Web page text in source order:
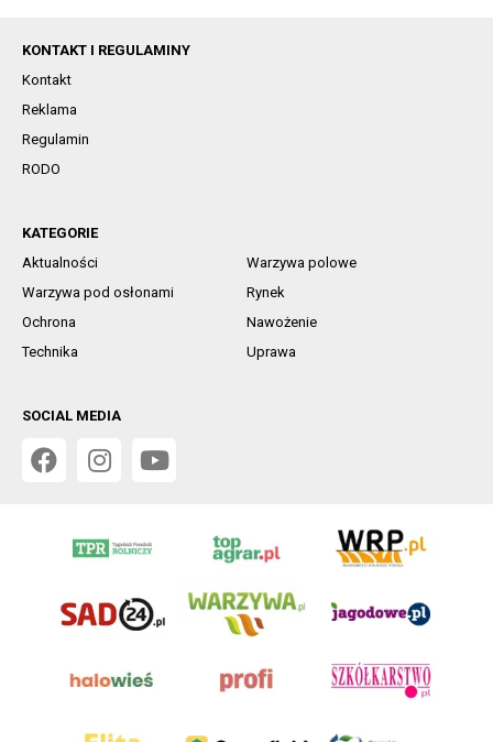
KONTAKT I REGULAMINY
Kontakt
Reklama
Regulamin
RODO
KATEGORIE
Aktualności
Warzywa polowe
Warzywa pod osłonami
Rynek
Ochrona
Nawożenie
Technika
Uprawa
SOCIAL MEDIA